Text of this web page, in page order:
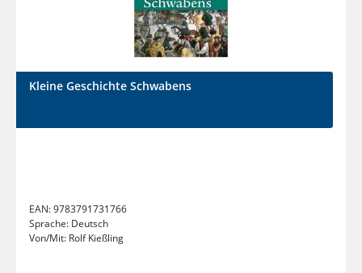
Kleine Geschichte Schwabens
EAN:9783791731766
Sprache: Deutsch
Von/Mit: Rolf Kießling